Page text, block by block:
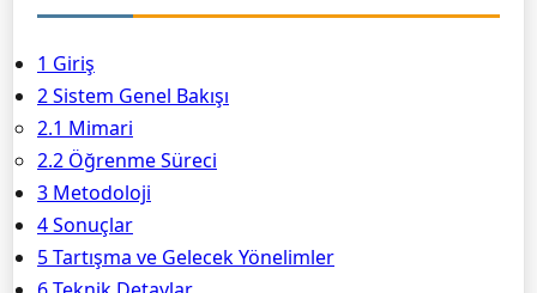
1 Giriş
2 Sistem Genel Bakışı
2.1 Mimari
2.2 Öğrenme Süreci
3 Metodoloji
4 Sonuçlar
5 Tartışma ve Gelecek Yönelimler